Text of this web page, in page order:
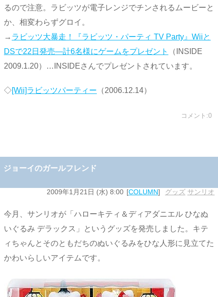
るので注意。ラビッツが電子レンジでチンされるムービーと
か、相変わらずグロイ。
→ ラビッツ大暴走！『ラビッツ・パーティ TV Party』Wiiと
DSで22日発売―計6名様にゲームをプレゼント
（INSIDE
2009.1.20）…INSIDEさんでプレゼントされています。
◇[Wii]ラビッツパーティー （2006.12.14）
コメント:0
ジョーイのガールフレンド
2009年1月21日 (水) 8:00 COLUMN グッズ サンリオ
今月、サンリオが「ハローキティ＆ディアダニエル ひなぬ
いぐるみ デラックス」というグッズを発売しました。キテ
ィちゃんとそのともだちのぬいぐるみをひな人形に見立てた
かわいらしいアイテムです。